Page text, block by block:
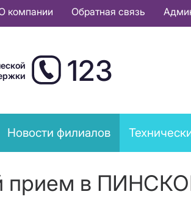
компании Обратная связь
123
Новости филиалов
прием в